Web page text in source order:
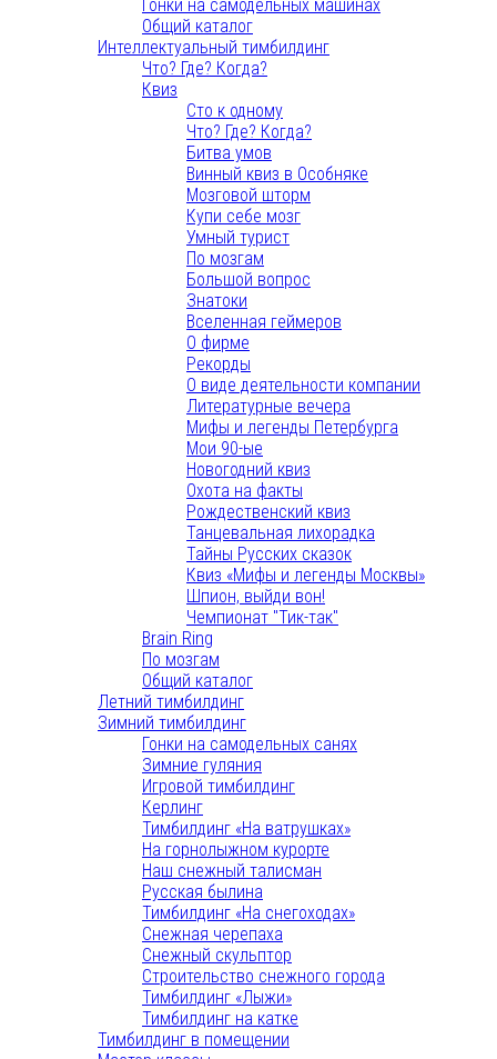
Гонки на самодельных машинах
Общий каталог
Интеллектуальный тимбилдинг
Что? Где? Когда?
Квиз
Сто к одному
Что? Где? Когда?
Битва умов
Винный квиз в Особняке
Мозговой шторм
Купи себе мозг
Умный турист
По мозгам
Большой вопрос
Знатоки
Вселенная геймеров
О фирме
Рекорды
О виде деятельности компании
Литературные вечера
Мифы и легенды Петербурга
Мои 90-ые
Новогодний квиз
Охота на факты
Рождественский квиз
Танцевальная лихорадка
Тайны Русских сказок
Квиз «Мифы и легенды Москвы»
Шпион, выйди вон!
Чемпионат "Тик-так"
Brain Ring
По мозгам
Общий каталог
Летний тимбилдинг
Зимний тимбилдинг
Гонки на самодельных санях
Зимние гуляния
Игровой тимбилдинг
Керлинг
Тимбилдинг «На ватрушках»
На горнолыжном курорте
Наш снежный талисман
Русская былина
Тимбилдинг «На снегоходах»
Снежная черепаха
Снежный скульптор
Строительство снежного города
Тимбилдинг «Лыжи»
Тимбилдинг на катке
Тимбилдинг в помещении